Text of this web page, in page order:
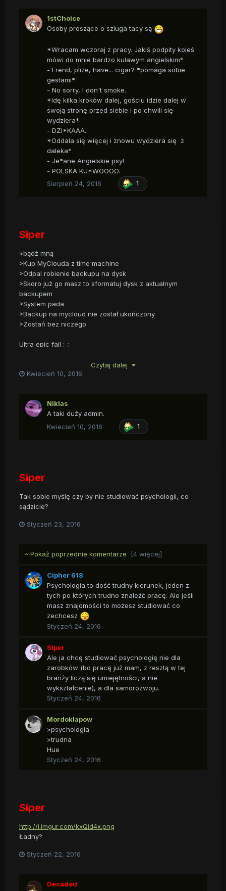
1stChoice
Osoby proszące o szluga tacy są
*Wracam wczoraj z pracy. Jakiś podpity koleś
mówi do mnie bardzo kulawym angielskim*
- Frend, plize, have... cigar? *pomaga sobie
gestami*
- No sorry, I don't smoke.
*Idę kilka kroków dalej, gościu idzie dalej w
swoją stronę przed siebie i po chwili się
wydziera*
- DZI*KAAA.
*Oddala się więcej i znowu wydziera się z
daleka*
- Je*ane Angielskie psy!
- POLSKA KU*WOOOO.
Sierpień 24, 2016
1
Siper
>bądź mną
>Kup MyClouda z time machine
>Odpal robienie backupu na dysk
>Skoro już go masz to sformatuj dysk z aktualnym
backupem
>System pada
>Backup na mycloud nie został ukończony
>Zostań bez niczego
Ultra epic fail ;_;
Czytaj dalej
Kwiecień 10, 2016
Niklas
A taki duży admin.
Kwiecień 10, 2016
1
Siper
Tak sobie myślę czy by nie studiować psychologii, co
sądzicie?
Styczeń 23, 2016
Pokaż poprzednie komentarze [4 więcej]
Cipher 618
Psychologia to dość trudny kierunek, jeden z
tych po których trudno znaleźć pracę. Ale jeśli
masz znajomości to możesz studiować co
zechcesz
Styczeń 24, 2016
Siper
Ale ja chcę studiować psychologię nie dla
zarobków (bo pracę już mam, z resztą w tej
branży liczą się umiejętności, a nie
wykształcenie), a dla samorozwoju.
Styczeń 24, 2016
Mordoklapow
>psychologia
>trudna
Hue
Styczeń 24, 2016
Siper
http://i.imgur.com/kxQid4x.png
Ładny?
Styczeń 22, 2016
Decaded